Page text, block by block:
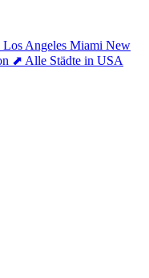
Los Angeles Miami New
⬈ Alle Städte in USA